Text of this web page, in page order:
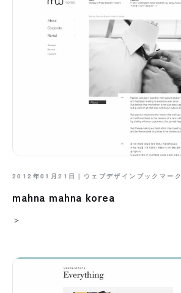
2012年01月21日｜ ウェブデザインブックマーク
mahna mahna korea
＞